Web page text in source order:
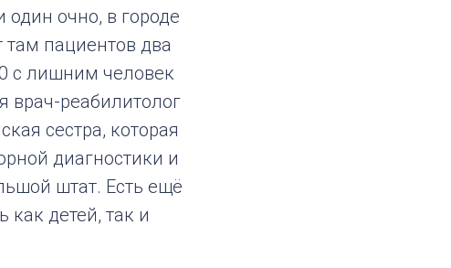
один очно, в городе
пациентов два
с лишним человек
врач-реабилитолог
сестра, которая
диагностики и
штат. Есть ещё
как детей, так и